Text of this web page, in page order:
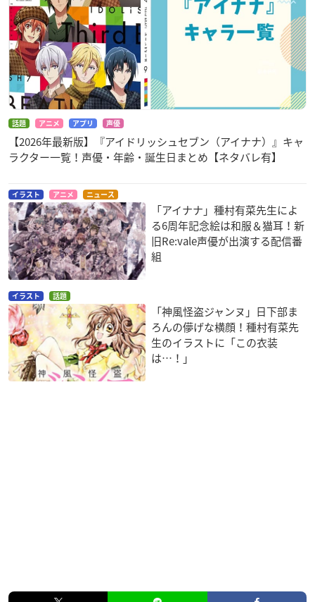
話題 アニメ アプリ 声優
【2026年最新版】『アイドリッシュセブン（アイナナ）』キャ
ラクター一覧！声優・年齢・誕生日まとめ【ネタバレ有】
イラスト アニメ ニュース
「アイナナ」種村有菜先生によ
る6周年記念絵は和服＆猫耳！新
旧Re:vale声優が出演する配信番
組
イラスト 話題
「神風怪盗ジャンヌ」日下部ま
ろんの儚げな横顔！種村有菜先
生のイラストに「この衣装
は…！」